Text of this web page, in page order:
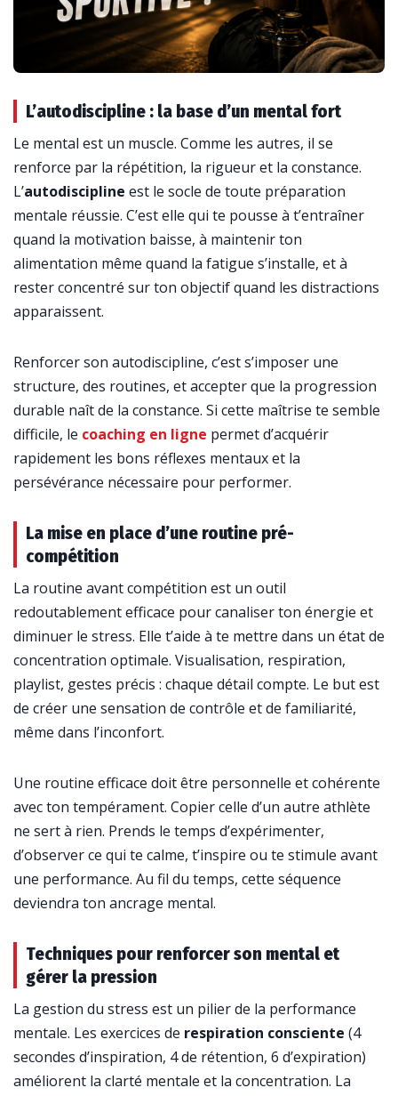
L’autodiscipline : la base d’un mental fort
Le mental est un muscle. Comme les autres, il se
renforce par la répétition, la rigueur et la constance.
L’autodiscipline est le socle de toute préparation
mentale réussie. C’est elle qui te pousse à t’entraîner
quand la motivation baisse, à maintenir ton
alimentation même quand la fatigue s’installe, et à
rester concentré sur ton objectif quand les distractions
apparaissent.
Renforcer son autodiscipline, c’est s’imposer une
structure, des routines, et accepter que la progression
durable naît de la constance. Si cette maîtrise te semble
difficile, le coaching en ligne permet d’acquérir
rapidement les bons réflexes mentaux et la
persévérance nécessaire pour performer.
La mise en place d’une routine pré-
compétition
La routine avant compétition est un outil
redoutablement efficace pour canaliser ton énergie et
diminuer le stress. Elle t’aide à te mettre dans un état de
concentration optimale. Visualisation, respiration,
playlist, gestes précis : chaque détail compte. Le but est
de créer une sensation de contrôle et de familiarité,
même dans l’inconfort.
Une routine efficace doit être personnelle et cohérente
avec ton tempérament. Copier celle d’un autre athlète
ne sert à rien. Prends le temps d’expérimenter,
d’observer ce qui te calme, t’inspire ou te stimule avant
une performance. Au fil du temps, cette séquence
deviendra ton ancrage mental.
Techniques pour renforcer son mental et
gérer la pression
La gestion du stress est un pilier de la performance
mentale. Les exercices de respiration consciente (4
secondes d’inspiration, 4 de rétention, 6 d’expiration)
améliorent la clarté mentale et la concentration. La